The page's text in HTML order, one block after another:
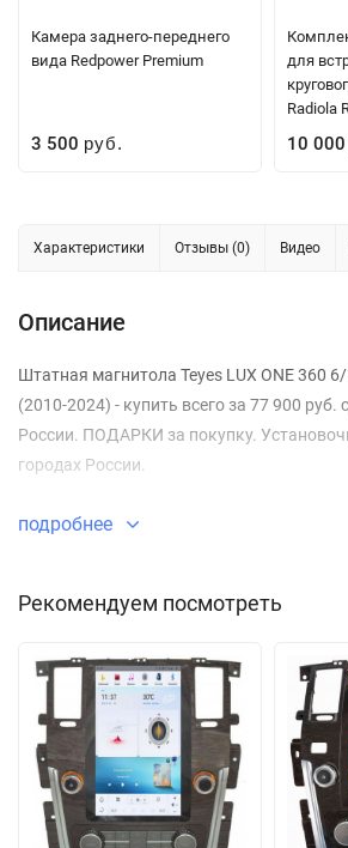
Камера заднего-переднего
вида Redpower Premium
3 500 руб.
для
Radiola
10 000
Характеристики Отзывы (0) Видео
Описание
Штатная магнитола Teyes LUX ONE 360
(2010-2024) - купить всего за 77 900 руб.
России. ПОДАРКИ за покупку.
городах России.
подробнее
Рекомендуем посмотреть